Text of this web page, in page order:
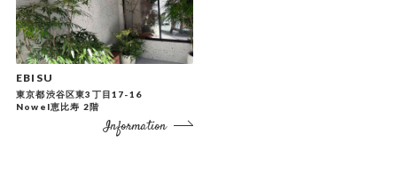
EBISU
東京都渋谷区東3丁目17-16
Nowel恵比寿 2階
Information